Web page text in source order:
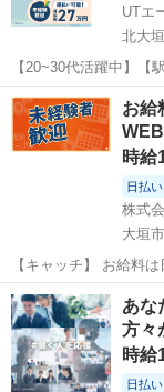
UTエ
北大
【20~30代活躍中】【
の製造★未経験歓迎！
細情報 ☆★電子基板の製造★☆ 未経験の方歓迎
業です☆ パソ...
岐阜 大垣市 北
お給
時給
日払い
株式
大垣市
【キャッチ】 お給料
OK！「電子部品の仕
のスタッフが多数活躍中★ 【コメント】 弊社なら事前の職
数！お仕事安心スター
岐阜 大垣市
あな
方々
時給
日払い